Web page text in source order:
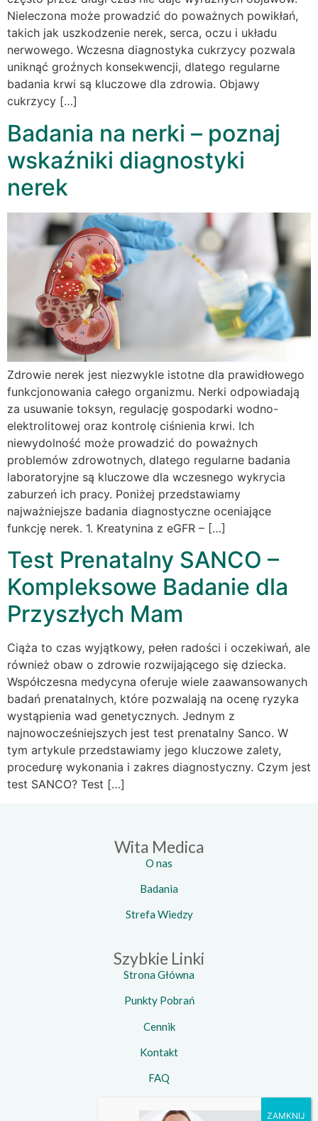
Nieleczona może prowadzić do poważnych powikłań,
takich jak uszkodzenie nerek, serca, oczu i układu
nerwowego. Wczesna diagnostyka cukrzycy pozwala
uniknąć groźnych konsekwencji, dlatego regularne
badania krwi są kluczowe dla zdrowia. Objawy
cukrzycy […]
Badania na nerki – poznaj
wskaźniki diagnostyki
nerek
Zdrowie nerek jest niezwykle istotne dla prawidłowego
funkcjonowania całego organizmu. Nerki odpowiadają
za usuwanie toksyn, regulację gospodarki wodno-
elektrolitowej oraz kontrolę ciśnienia krwi. Ich
niewydolność może prowadzić do poważnych
problemów zdrowotnych, dlatego regularne badania
laboratoryjne są kluczowe dla wczesnego wykrycia
zaburzeń ich pracy. Poniżej przedstawiamy
najważniejsze badania diagnostyczne oceniające
funkcję nerek. 1. Kreatynina z eGFR – […]
Test Prenatalny SANCO –
Kompleksowe Badanie dla
Przyszłych Mam
Ciąża to czas wyjątkowy, pełen radości i oczekiwań, ale
również obaw o zdrowie rozwijającego się dziecka.
Współczesna medycyna oferuje wiele zaawansowanych
badań prenatalnych, które pozwalają na ocenę ryzyka
wystąpienia wad genetycznych. Jednym z
najnowocześniejszych jest test prenatalny Sanco. W
tym artykule przedstawiamy jego kluczowe zalety,
procedurę wykonania i zakres diagnostyczny. Czym jest
test SANCO? Test […]
Wita Medica
O nas
Badania
Strefa Wiedzy
Szybkie Linki
Strona Główna
Punkty Pobrań
Cennik
Kontakt
FAQ